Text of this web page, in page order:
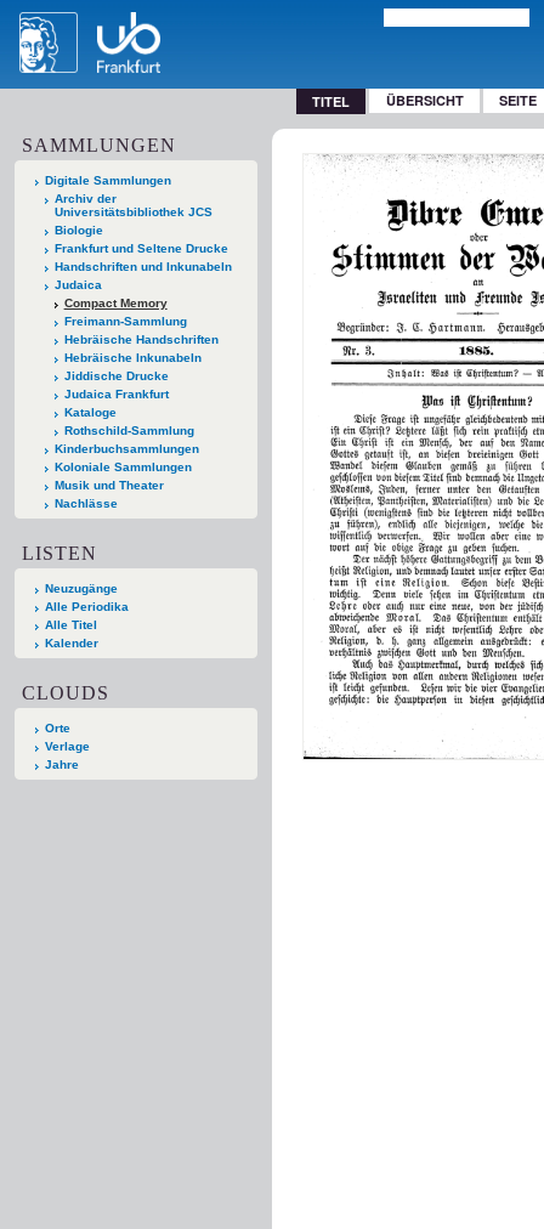
TITEL ÜBERSICHT SEITE
SAMMLUNGEN
Digitale Sammlungen
Archiv der
Universitätsbibliothek JCS
Biologie
Frankfurt und Seltene Drucke
Handschriften und Inkunabeln
Judaica
Compact Memory
Freimann-Sammlung
Hebräische Handschriften
Hebräische Inkunabeln
Jiddische Drucke
Judaica Frankfurt
Kataloge
Rothschild-Sammlung
Kinderbuchsammlungen
Koloniale Sammlungen
Musik und Theater
Nachlässe
LISTEN
Neuzugänge
Alle Periodika
Alle Titel
Kalender
CLOUDS
Orte
Verlage
Jahre